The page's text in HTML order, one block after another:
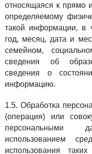
относящаяся к прямо
определяемому
такой информации, в
год, месяц, дата и
семейном,
сведения об
сведения о
информацию.
1.5. Обработка
(операция) или
персональными
использованием
использования